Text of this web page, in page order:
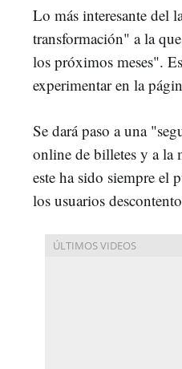
Lo más interesante del
transformación" a la
los próximos meses".
experimentar en la
Se dará paso a una
online de billetes y a la
este ha sido siempre el
los usuarios